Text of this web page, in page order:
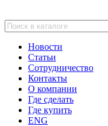
Новости
Статьи
Сотрудничество
Контакты
О компании
Где сделать
Где купить
ENG